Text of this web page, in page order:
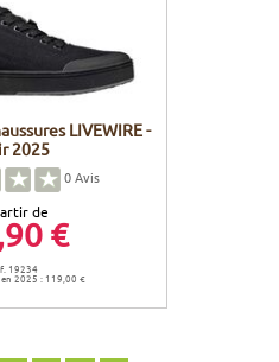
LIVEWIRE -
2025
0Avis
de
€
19234
2025 : 119,00 €